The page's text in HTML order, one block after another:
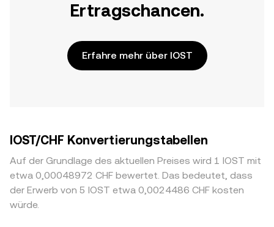
Ertragschancen.
Erfahre mehr über IOST
IOST/CHF Konvertierungstabellen
Auf der Grundlage des aktuellen Preises wird 1 IOST mit
etwa 0,00048972 CHF bewertet. Das bedeutet, dass
der Erwerb von 5 IOST etwa 0,0024486 CHF kosten
würde.